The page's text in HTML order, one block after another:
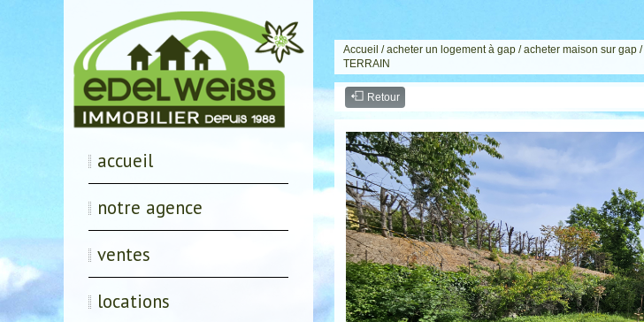
accueil
notre agence
ventes
locations
Accueil /acheter un logement à gap/acheter maison sur gap/
TERRAIN
Retour